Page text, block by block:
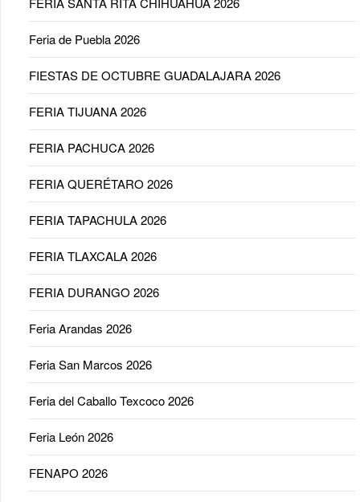
Feria de Puebla 2026
FIESTAS DE OCTUBRE GUADALAJARA 2026
FERIA TIJUANA 2026
FERIA PACHUCA 2026
FERIA QUERÉTARO 2026
FERIA TAPACHULA 2026
FERIA TLAXCALA 2026
FERIA DURANGO 2026
Feria Arandas 2026
Feria San Marcos 2026
Feria del Caballo Texcoco 2026
Feria León 2026
FENAPO 2026